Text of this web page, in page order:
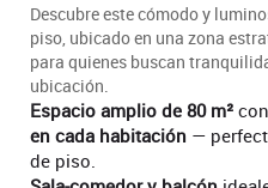
Descubre este cómodo y
piso, ubicado en una zona
para quienes buscan
ubicación.
Espacio amplio de 80 m² con
en cada habitación —
de piso.